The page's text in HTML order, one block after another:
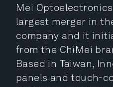
Mei
largest merger in
company and it
from the ChiMei
Based in Taiwan,
panels and touch-